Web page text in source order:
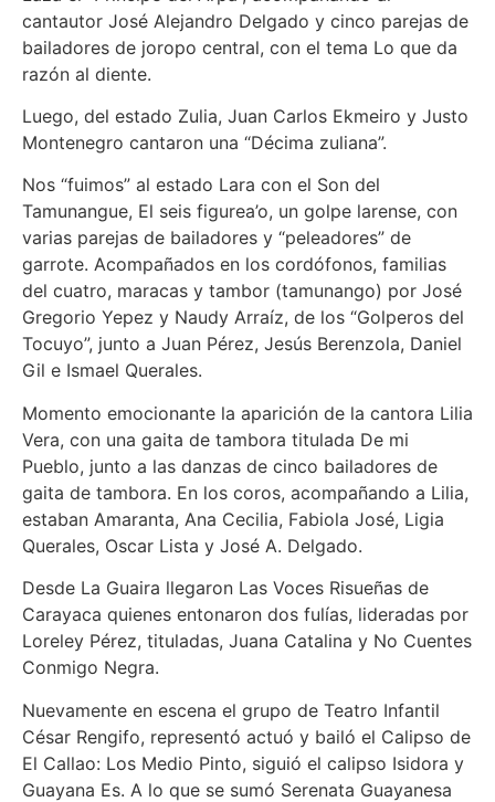
cantautor José Alejandro Delgado y cinco parejas de
bailadores de joropo central, con el tema Lo que da
razón al diente.
Luego, del estado Zulia, Juan Carlos Ekmeiro y Justo
Montenegro cantaron una “Décima zuliana”.
Nos “fuimos” al estado Lara con el Son del
Tamunangue, El seis figurea’o, un golpe larense, con
varias parejas de bailadores y “peleadores” de
garrote. Acompañados en los cordófonos, familias
del cuatro, maracas y tambor (tamunango) por José
Gregorio Yepez y Naudy Arraíz, de los “Golperos del
Tocuyo”, junto a Juan Pérez, Jesús Berenzola, Daniel
Gil e Ismael Querales.
Momento emocionante la aparición de la cantora Lilia
Vera, con una gaita de tambora titulada De mi
Pueblo, junto a las danzas de cinco bailadores de
gaita de tambora. En los coros, acompañando a Lilia,
estaban Amaranta, Ana Cecilia, Fabiola José, Ligia
Querales, Oscar Lista y José A. Delgado.
Desde La Guaira llegaron Las Voces Risueñas de
Carayaca quienes entonaron dos fulías, lideradas por
Loreley Pérez, tituladas, Juana Catalina y No Cuentes
Conmigo Negra.
Nuevamente en escena el grupo de Teatro Infantil
César Rengifo, representó actuó y bailó el Calipso de
El Callao: Los Medio Pinto, siguió el calipso Isidora y
Guayana Es. A lo que se sumó Serenata Guayanesa